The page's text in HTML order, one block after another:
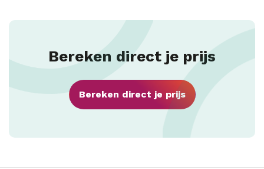
Bereken direct je prijs
Bereken direct je prijs